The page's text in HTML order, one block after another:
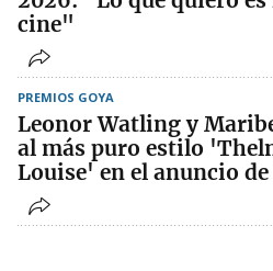
cine"
PREMIOS GOYA
Leonor Watling y
al más puro estilo
Louise' en el anuncio de